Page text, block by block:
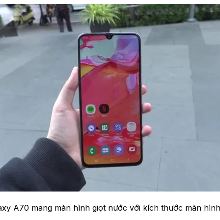
A70 mang màn hình giọt nước với kích thước màn